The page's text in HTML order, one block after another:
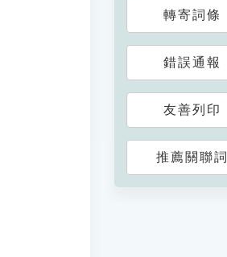
轉寄詞條
錯誤通報
友善列印
推薦關聯詞